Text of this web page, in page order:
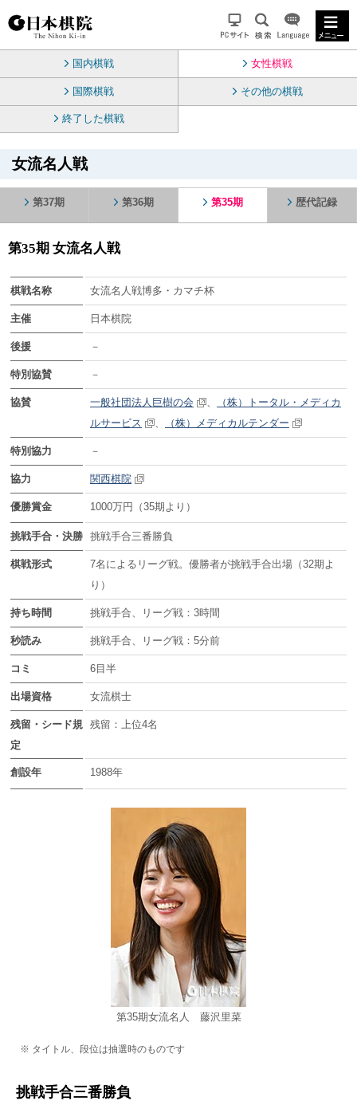
国内棋戦 女性棋戦
国際棋戦 その他の棋戦
終了した棋戦
女流名人戦
第37期 第36期 第35期 歴代記録
第35期 女流名人戦
棋戦名称 女流名人戦博多・カマチ杯
主催 日本棋院
後援 －
特別協賛 －
協賛 一般社団法人巨樹の会
（株）トータル・メディカ
ルサービス
（株）メディカルテンダー
特別協力 －
協力 関西棋院
優勝賞金 1000万円（35期より）
挑戦手合・決勝 挑戦手合三番勝負
棋戦形式
7名によるリーグ戦。優勝者が挑戦手合出場（32期よ
り）
持ち時間 挑戦手合、リーグ戦：3時間
秒読み 挑戦手合、リーグ戦：5分前
コミ 6目半
出場資格 女流棋士
残留・シード規
定
残留：上位4名
創設年 1988年
第35期女流名人 藤沢里菜
※ タイトル、段位は抽選時のものです
挑戦手合三番勝負